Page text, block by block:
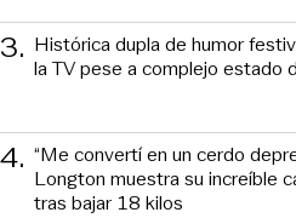
3. Histórica dupla de humor
la TV pese a complejo estado
4. “Me convertí en un cerdo
Longton muestra su increíble
tras bajar 18 kilos